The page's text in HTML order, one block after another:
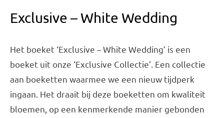
Exclusive – White Wedding
Het boeket ‘Exclusive – White Wedding’ is een
boeket uit onze ‘Exclusive Collectie’. Een collectie
aan boeketten waarmee we een nieuw tijdperk
ingaan. Het draait bij deze boeketten om kwaliteit
bloemen, op een kenmerkende manier gebonden